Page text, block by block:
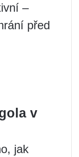
–
před
v
jak